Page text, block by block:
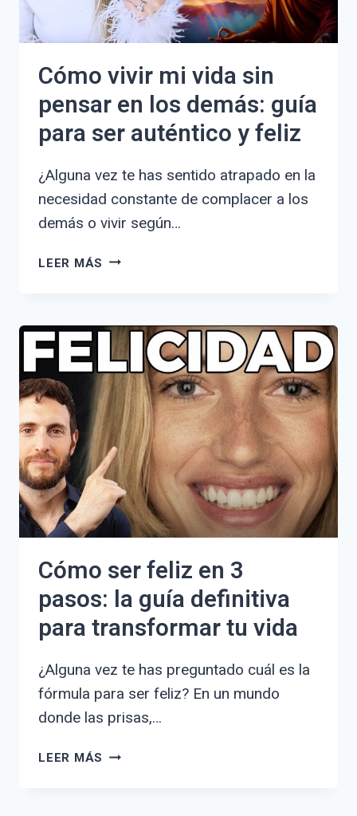
Cómo vivir mi vida sin
pensar en los demás: guía
para ser auténtico y feliz
¿Alguna vez te has sentido atrapado en la
necesidad constante de complacer a los
demás o vivir según…
LEER MÁS CÓMO
SIN
PENSAR
EN
LOS
DEMÁS:
GUÍA
PARA
SER
AUTÉNTICO
Y
FELIZ
Cómo ser feliz en 3
pasos: la guía definitiva
para transformar tu vida
¿Alguna vez te has preguntado cuál es la
fórmula para ser feliz? En un mundo
donde las prisas,…
LEER MÁS CÓMO